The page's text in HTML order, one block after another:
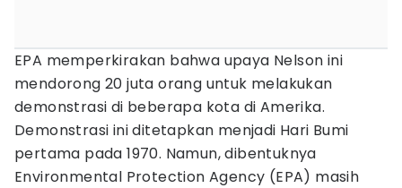
EPA memperkirakan bahwa upaya Nelson ini
mendorong 20 juta orang untuk melakukan
demonstrasi di beberapa kota di Amerika.
Demonstrasi ini ditetapkan menjadi Hari Bumi
pertama pada 1970. Namun, dibentuknya
Environmental Protection Agency (EPA) masih